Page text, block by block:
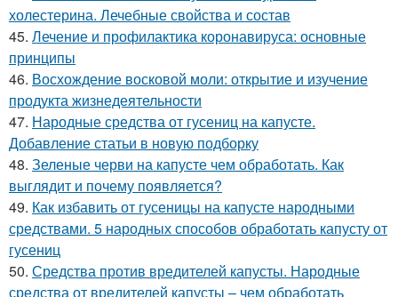
холестерина. Лечебные свойства и состав
45. Лечение и профилактика коронавируса: основные
принципы
46. Восхождение восковой моли: открытие и изучение
продукта жизнедеятельности
47. Народные средства от гусениц на капусте.
Добавление статьи в новую подборку
48. Зеленые черви на капусте чем обработать. Как
выглядит и почему появляется?
49. Как избавить от гусеницы на капусте народными
средствами. 5 народных способов обработать капусту от
гусениц
50. Средства против вредителей капусты. Народные
средства от вредителей капусты – чем обработать